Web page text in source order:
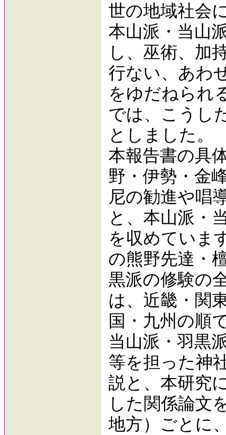
世の地域社会
本山派・当山
し、巫術、加
行ない、あわ
をゆだねられ
では、こうし
としました。
本報告書の具
野・伊勢・金
尼の勧進や唱
と、本山派・
を収めていま
の熊野先達・
黒派の修験の
は、近畿・関
国・九州の順
当山派・羽黒
等を担った神
説と、本研究
した関係論文
地方）ごとに